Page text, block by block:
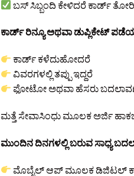
ಬಸ್ ಸಿಬ್ಬಂದಿ ಕೇಳಿದರೆ ಕಾರ್ಡ್
ಕಾರ್ಡ್ ರಿನ್ಯೂ ಅಥವಾ ಡುಪ್ಲಿಕೇಟ್
ಕಾರ್ಡ್ ಕಳೆದುಹೋದರೆ
ವಿವರಗಳಲ್ಲಿ ತಪ್ಪು ಇದ್ದರೆ
ಫೋಟೋ ಅಥವಾ ಹೆಸರು
ಮತ್ತೆ ಸೇವಾಸಿಂಧು ಮೂಲಕ ಅರ್ಜಿ
ಮುಂದಿನ ದಿನಗಳಲ್ಲಿ ಬರುವ ಸಾಧ್ಯ
ಮೊಬೈಲ್ ಆಪ್ ಮೂಲಕ ಡಿಜಿಟಲ್